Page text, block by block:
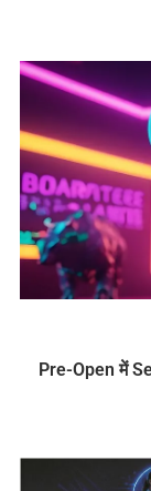
Pre-Open में